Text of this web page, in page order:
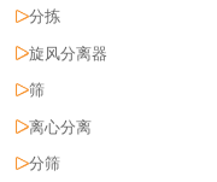
分拣
旋风分离器
筛
离心分离
分筛